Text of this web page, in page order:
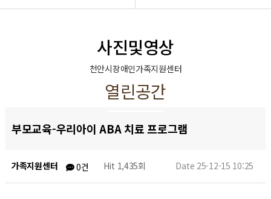
열린공간
사진및영상
천안시장애인가족지원센터
부모교육-우리아이 ABA 치료 프로그램
가족지원센터 0건 Hit 1,435회 Date 25-12-15 10:25